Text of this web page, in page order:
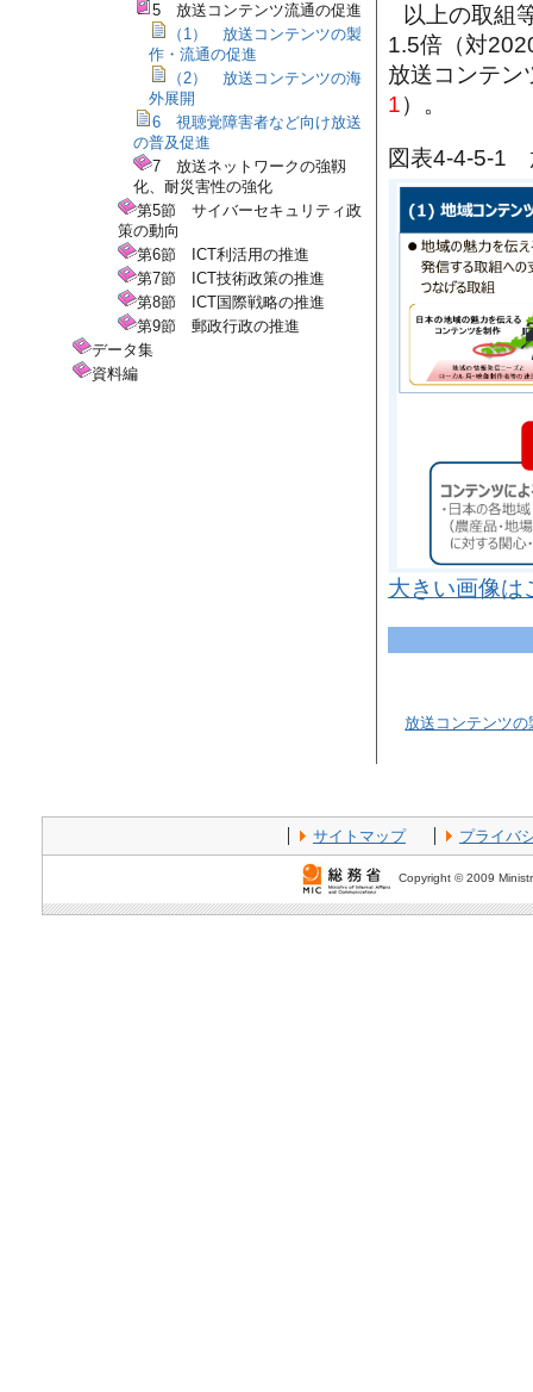
以上の取組
1.5倍（対
放送コンテン
1）。
図表4-4-5-1
大きい画像は
放送コンテンツ
5 放送コンテンツ流通の促進
（1） 放送コンテンツの製
作・流通の促進
（2） 放送コンテンツの海
外展開
6 視聴覚障害者など向け放送
の普及促進
7 放送ネットワークの強靱
化、耐災害性の強化
第5節 サイバーセキュリティ政
策の動向
第6節 ICT利活用の推進
第7節 ICT技術政策の推進
第8節 ICT国際戦略の推進
第9節 郵政行政の推進
データ集
資料編
サイトマップ プライバ
Copyright © 2009